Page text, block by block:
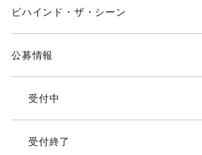
ビハインド・ザ・シーン
公募情報
受付中
受付終了